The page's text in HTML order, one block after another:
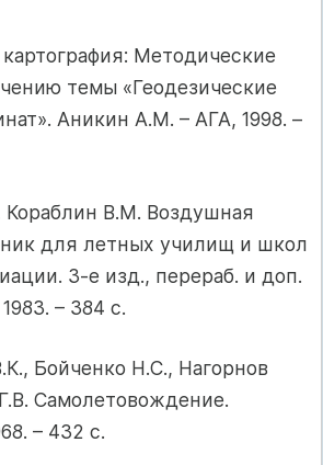
Методические
темы «Геодезические
Аникин А.М. – АГА, 1998. –
В.М. Воздушная
для летных училищ и школ
3-е изд., перераб. и доп.
– 384 с.
Бойченко Н.С., Нагорнов
Самолетовождение.
– 432 с.